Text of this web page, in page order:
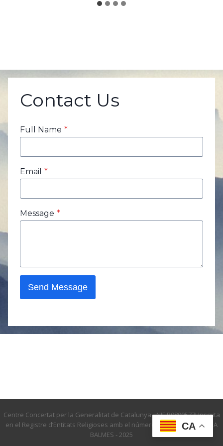
Contact Us
Full Name *
Email *
Message *
Send Message
Centre Concertat per la Generalitat de Catalunya - NIF:R0800577I Inscrita
en el Registre d’Entitats Religioses amb el número 4982 - © ESCOLA PIA
BALMES - 2025
CA